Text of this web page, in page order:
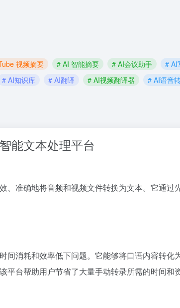
视频摘要 # AI 智能摘要 # AI会议助手
# AI
# AI知识库 # AI翻译 # AI视频翻译器
# AI语音
能文本处理平台
、准确地将音频和视频文件转换为文本。它通
消耗和效率低下问题。它能够将口语内容转化
台帮助用户节省了大量手动转录所需的时间和资